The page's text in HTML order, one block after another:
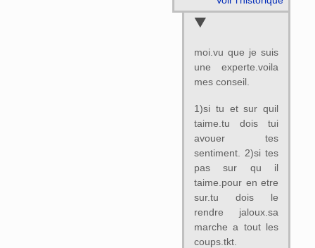
moi.vu que je suis
une experte.voila
mes conseil.
1)si tu et sur quil
taime.tu dois tui
avouer tes
sentiment. 2)si tes
pas sur qu il
taime.pour en etre
sur.tu dois le
rendre jaloux.sa
marche a tout les
coups.tkt.